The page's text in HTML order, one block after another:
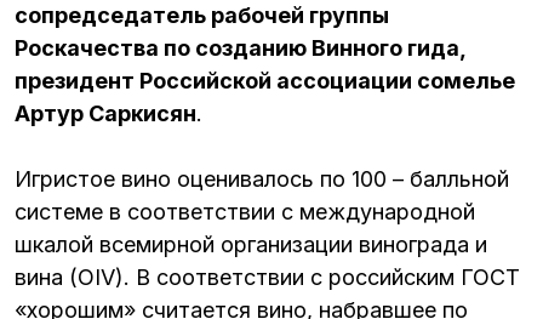
сопредседатель рабочей группы
Роскачества по созданию Винного гида,
президент Российской ассоциации сомелье
Артур Саркисян.
Игристое вино оценивалось по 100 – балльной
системе в соответствии с международной
шкалой всемирной организации винограда и
вина (OIV). В соответствии с российским ГОСТ
«хорошим» считается вино, набравшее по